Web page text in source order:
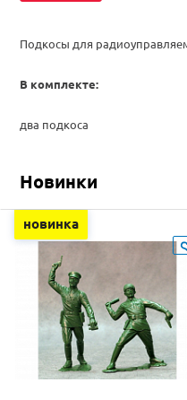
Подкосы для
В комплекте:
два подкоса
Новинки
новинка